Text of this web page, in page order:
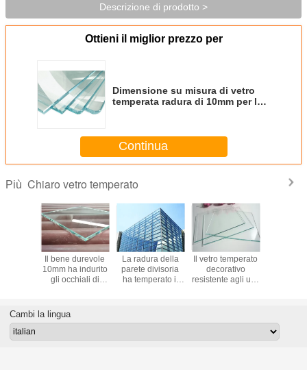
Descrizione di prodotto >
Ottieni il miglior prezzo per
Dimensione su misura di vetro
temperata radura di 10mm per le
Continua
Più Chiaro vetro temperato
Il bene durevole
10mm ha indurito
gli occhiali di
con buona
resistenza all'urto
La radura della
parete divisoria
ha temperato il
buona stabilità al
Il vetro temperato
decorativo
resistente agli urti,
Cambi la lingua